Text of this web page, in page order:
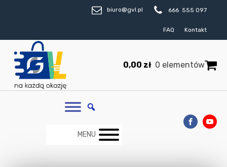
biuro@gvl.pl 666 555 097
FAQ Kontakt
0,00 zł 0 elementów
MENU